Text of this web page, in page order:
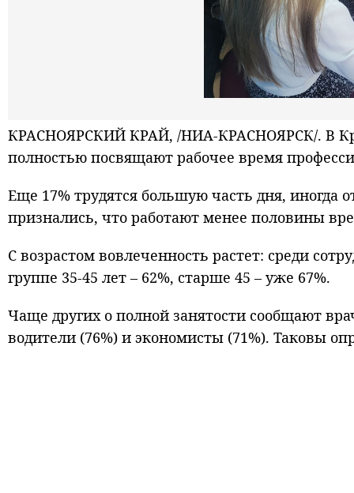
КРАСНОЯРСКИЙ КРАЙ, /НИА-КРАСНОЯРСК/. В
полностью посвящают рабочее время
Еще 17% трудятся большую часть дня, иногда
признались, что работают менее половины
С возрастом вовлеченность растет: среди
группе 35-45 лет – 62%, старше 45 – уже 67%.
Чаще других о полной занятости сообщают
водители (76%) и экономисты (71%). Таковы